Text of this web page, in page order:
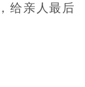
给亲人最后